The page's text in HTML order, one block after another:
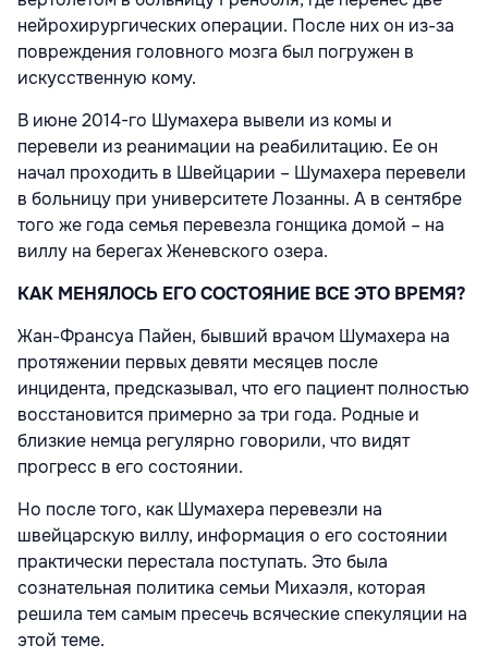
нейрохирургических операции. После них он из-за
повреждения головного мозга был погружен в
искусственную кому.
В июне 2014-го Шумахера вывели из комы и
перевели из реанимации на реабилитацию. Ее он
начал проходить в Швейцарии – Шумахера перевели
в больницу при университете Лозанны. А в сентябре
того же года семья перевезла гонщика домой – на
виллу на берегах Женевского озера.
КАК МЕНЯЛОСЬ ЕГО СОСТОЯНИЕ ВСЕ ЭТО ВРЕМЯ?
Жан-Франсуа Пайен, бывший врачом Шумахера на
протяжении первых девяти месяцев после
инцидента, предсказывал, что его пациент полностью
восстановится примерно за три года. Родные и
близкие немца регулярно говорили, что видят
прогресс в его состоянии.
Но после того, как Шумахера перевезли на
швейцарскую виллу, информация о его состоянии
практически перестала поступать. Это была
сознательная политика семьи Михаэля, которая
решила тем самым пресечь всяческие спекуляции на
этой теме.